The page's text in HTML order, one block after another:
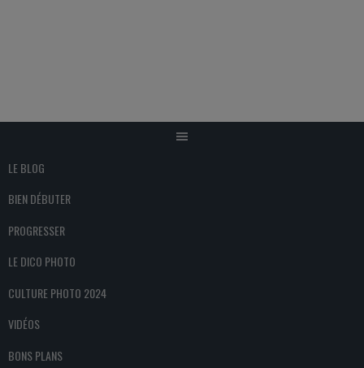
LE BLOG
BIEN DÉBUTER
PROGRESSER
LE DICO PHOTO
CULTURE PHOTO 2024
VIDÉOS
BONS PLANS